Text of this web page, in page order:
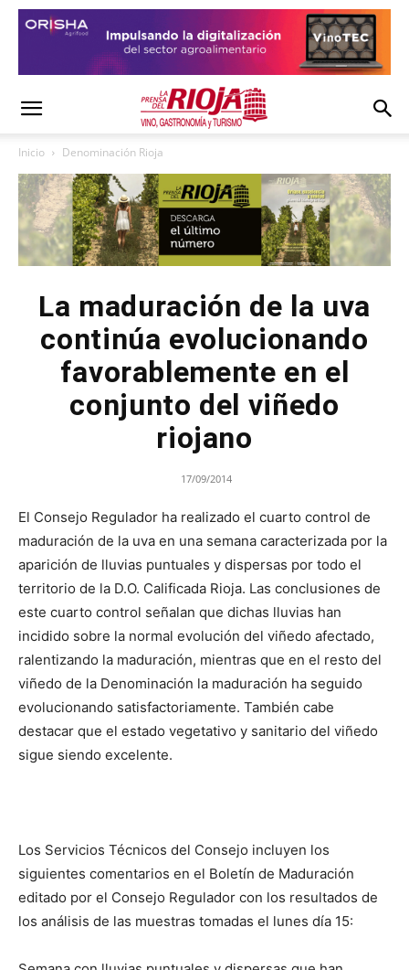
Inicio Denominación Rioja
La maduración de la uva
continúa evolucionando
favorablemente en el
conjunto del viñedo
riojano
17/09/2014
El Consejo Regulador ha realizado el cuarto control de
maduración de la uva en una semana caracterizada por la
aparición de lluvias puntuales y dispersas por todo el
territorio de la D.O. Calificada Rioja. Las conclusiones de
este cuarto control señalan que dichas lluvias han
incidido sobre la normal evolución del viñedo afectado,
ralentizando la maduración, mientras que en el resto del
viñedo de la Denominación la maduración ha seguido
evolucionando satisfactoriamente. También cabe
destacar que el estado vegetativo y sanitario del viñedo
sigue siendo excelente.
Los Servicios Técnicos del Consejo incluyen los
siguientes comentarios en el Boletín de Maduración
editado por el Consejo Regulador con los resultados de
los análisis de las muestras tomadas el lunes día 15: